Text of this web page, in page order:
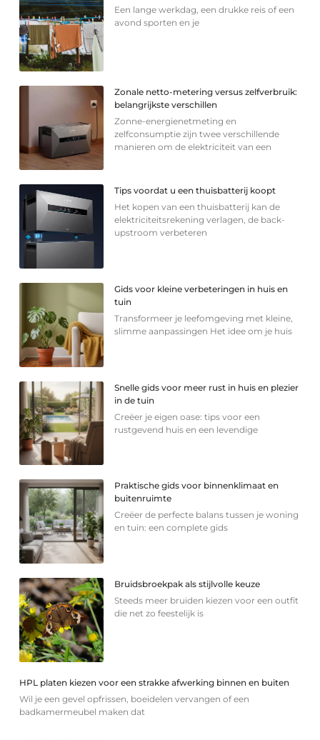
Een lange werkdag, een drukke reis of een
avond sporten en je
Zonale netto-metering versus zelfverbruik:
belangrijkste verschillen
Zonne-energienetmeting en
zelfconsumptie zijn twee verschillende
manieren om de elektriciteit van een
Tips voordat u een thuisbatterij koopt
Het kopen van een thuisbatterij kan de
elektriciteitsrekening verlagen, de back-
upstroom verbeteren
Gids voor kleine verbeteringen in huis en
tuin
Transformeer je leefomgeving met kleine,
slimme aanpassingen Het idee om je huis
Snelle gids voor meer rust in huis en plezier
in de tuin
Creëer je eigen oase: tips voor een
rustgevend huis en een levendige
Praktische gids voor binnenklimaat en
buitenruimte
Creëer de perfecte balans tussen je woning
en tuin: een complete gids
Bruidsbroekpak als stijlvolle keuze
Steeds meer bruiden kiezen voor een outfit
die net zo feestelijk is
HPL platen kiezen voor een strakke afwerking binnen en buiten
Wil je een gevel opfrissen, boeidelen vervangen of een
badkamermeubel maken dat